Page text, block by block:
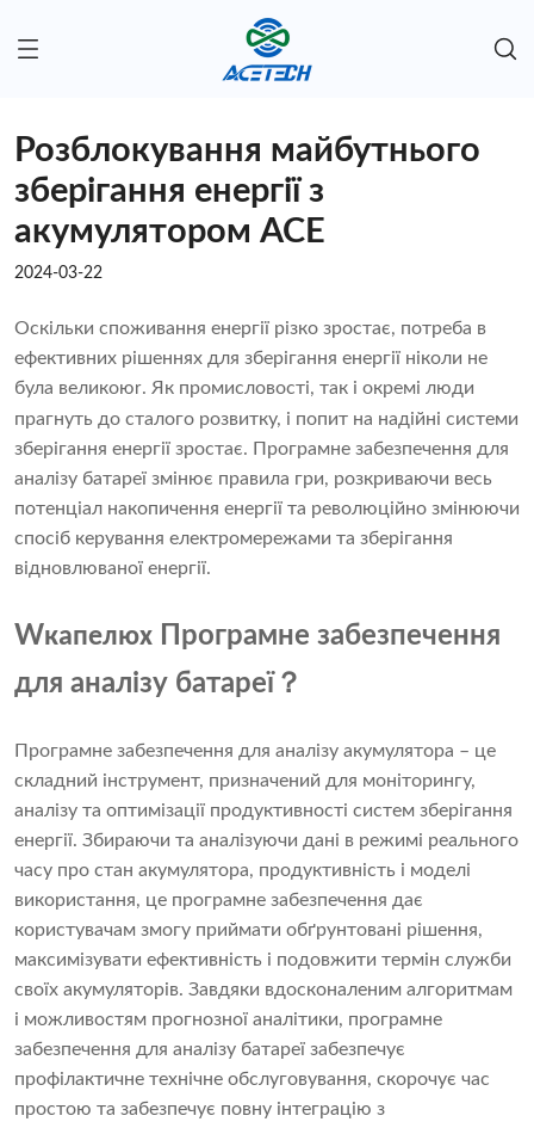
Розблокування майбутнього
зберігання енергії з
акумулятором ACE
2024-03-22
Оскільки споживання енергії різко зростає, потреба в
ефективних рішеннях для зберігання енергії ніколи не
була великоюr. Як промисловості, так і окремі люди
прагнуть до сталого розвитку, і попит на надійні системи
зберігання енергії зростає. Програмне забезпечення для
аналізу батареї змінює правила гри, розкриваючи весь
потенціал накопичення енергії та революційно змінюючи
спосіб керування електромережами та зберігання
відновлюваної енергії.
Wкапелюх Програмне забезпечення
для аналізу батареї？
Програмне забезпечення для аналізу акумулятора – це
складний інструмент, призначений для моніторингу,
аналізу та оптимізації продуктивності систем зберігання
енергії. Збираючи та аналізуючи дані в режимі реального
часу про стан акумулятора, продуктивність і моделі
використання, це програмне забезпечення дає
користувачам змогу приймати обґрунтовані рішення,
максимізувати ефективність і подовжити термін служби
своїх акумуляторів. Завдяки вдосконаленим алгоритмам
і можливостям прогнозної аналітики, програмне
забезпечення для аналізу батареї забезпечує
профілактичне технічне обслуговування, скорочує час
простою та забезпечує повну інтеграцію з